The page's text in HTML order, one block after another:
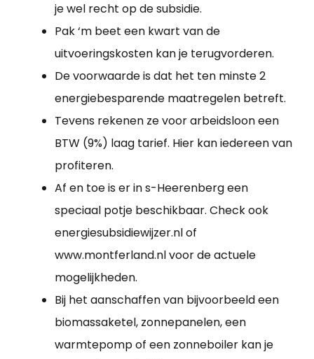
je wel recht op de subsidie.
Pak ‘m beet een kwart van de
uitvoeringskosten kan je terugvorderen.
De voorwaarde is dat het ten minste 2
energiebesparende maatregelen betreft.
Tevens rekenen ze voor arbeidsloon een
BTW (9%) laag tarief. Hier kan iedereen van
profiteren.
Af en toe is er in s-Heerenberg een
speciaal potje beschikbaar. Check ook
energiesubsidiewijzer.nl of
www.montferland.nl voor de actuele
mogelijkheden.
Bij het aanschaffen van bijvoorbeeld een
biomassaketel, zonnepanelen, een
warmtepomp of een zonneboiler kan je